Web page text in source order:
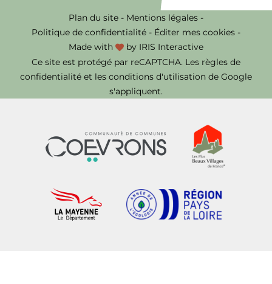
Plan du site - Mentions légales -
Politique de confidentialité - Éditer mes cookies -
Made with
by IRIS Interactive
Ce site est protégé par reCAPTCHA. Les règles de
confidentialité et les conditions d'utilisation de Google
s'appliquent.